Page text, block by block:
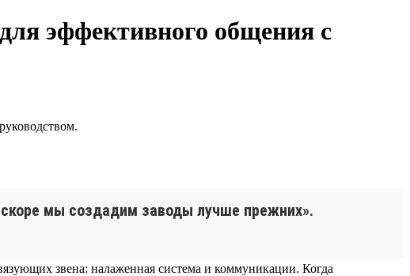
эффективного общения с
мы создадим заводы лучше прежних».
звена: налаженная система и коммуникации. Когда